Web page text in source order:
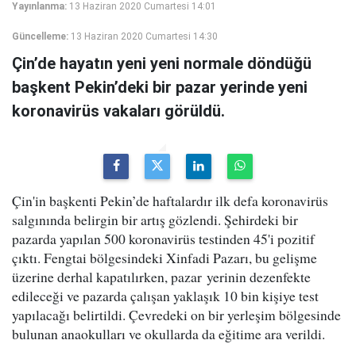
Yayınlanma: 13 Haziran 2020 Cumartesi 14:01
Güncelleme: 13 Haziran 2020 Cumartesi 14:30
Çin’de hayatın yeni yeni normale döndüğü
başkent Pekin’deki bir pazar yerinde yeni
koronavirüs vakaları görüldü.
Çin'in başkenti Pekin’de haftalardır ilk defa koronavirüs
salgınında belirgin bir artış gözlendi. Şehirdeki bir
pazarda yapılan 500 koronavirüs testinden 45'i pozitif
çıktı. Fengtai bölgesindeki Xinfadi Pazarı, bu gelişme
üzerine derhal kapatılırken, pazar yerinin dezenfekte
edileceği ve pazarda çalışan yaklaşık 10 bin kişiye test
yapılacağı belirtildi. Çevredeki on bir yerleşim bölgesinde
bulunan anaokulları ve okullarda da eğitime ara verildi.